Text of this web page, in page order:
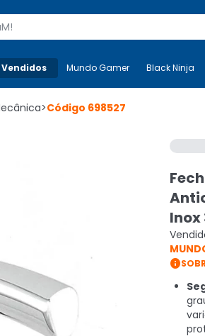
Mais-v- Mundo Gamer
Mundo Gamer Black Ninja
>Código 698527
Inox
